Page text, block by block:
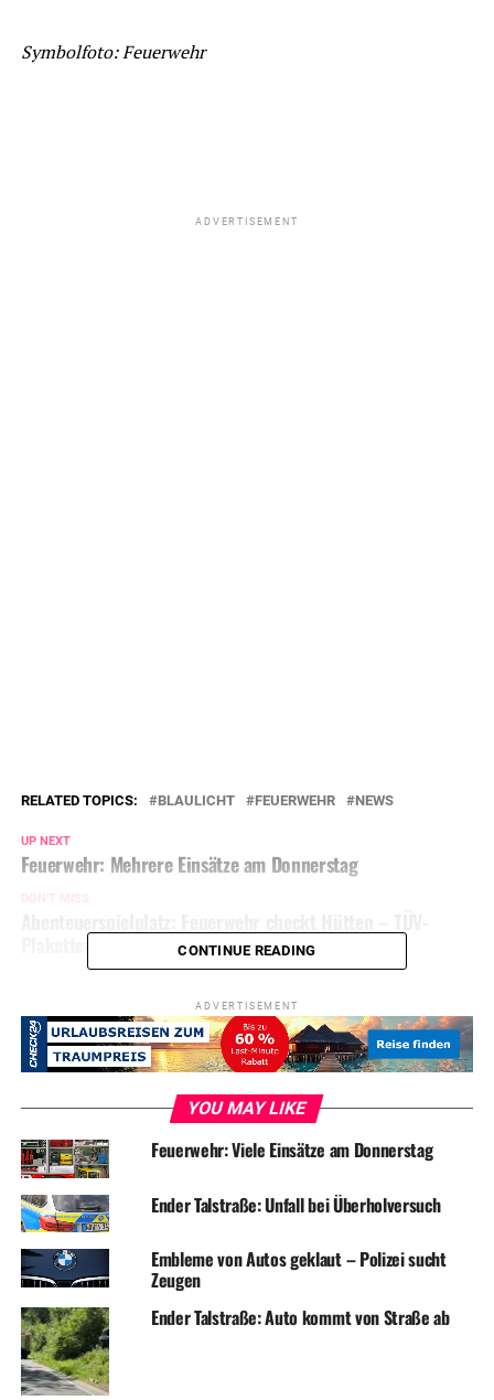
Symbolfoto: Feuerwehr
ADVERTISEMENT
RELATED TOPICS: BLAULICHT FEUERWEHR NEWS
UP NEXT
Feuerwehr: Mehrere Einsätze am Donnerstag
DON'T MISS
Plaketten gab’s auch :-)CONTINUE READING
ADVERTISEMENT
YOU MAY LIKE
Feuerwehr: Viele Einsätze am Donnerstag
Ender Talstraße: Unfall bei Überholversuch
Embleme von Autos geklaut – Polizei sucht
Zeugen
Ender Talstraße: Auto kommt von Straße ab